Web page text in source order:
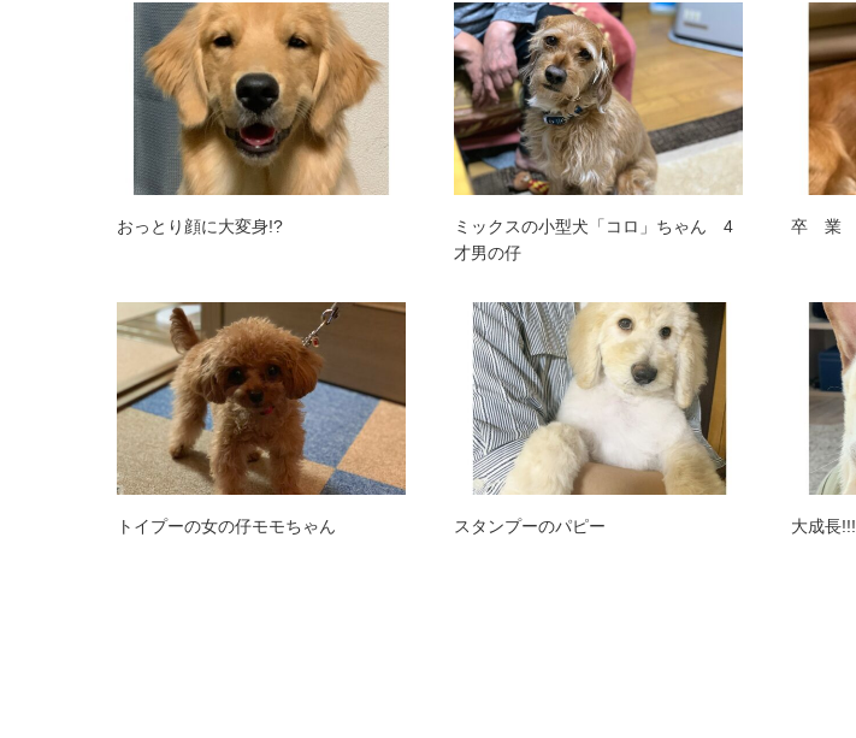
おっとり顔に大変身!?
ミックスの小型犬「コロ」ちゃん 4
才男の仔
卒 業
トイプーの女の仔モモちゃん スタンプーのパピー 大成長!!!